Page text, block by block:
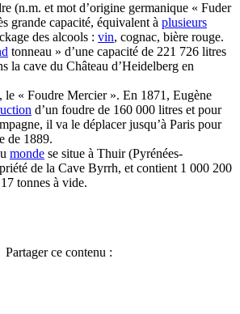
(n.m. et mot d’origine germanique « Fuder
grande capacité, équivalent à plusieurs
des alcools : vin, cognac, bière rouge.
tonneau » d’une capacité de 221 726 litres
la cave du Château d’Heidelberg en
le « Foudre Mercier ». En 1871, Eugène
d’un foudre de 160 000 litres et pour
il va le déplacer jusqu’à Paris pour
de 1889.
monde se situe à Thuir (Pyrénées-
de la Cave Byrrh, et contient 1 000 200
tonnes à vide.
Partager ce contenu :